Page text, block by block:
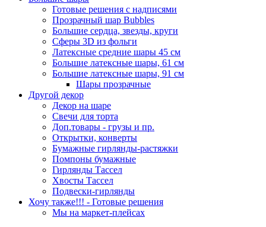
Готовые решения с надписями
Прозрачный шар Bubbles
Большие сердца, звезды, круги
Сферы 3D из фольги
Латексные средние шары 45 см
Большие латексные шары, 61 см
Большие латексные шары, 91 см
Шары прозрачные
Другой декор
Декор на шаре
Свечи для торта
Доп.товары - грузы и пр.
Открытки, конверты
Бумажные гирлянды-растяжки
Помпоны бумажные
Гирлянды Тассел
Хвосты Тассел
Подвески-гирлянды
Хочу также!!! - Готовые решения
Мы на маркет-плейсах